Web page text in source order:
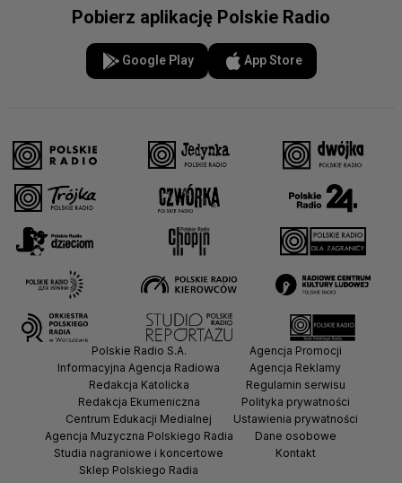
Pobierz aplikację Polskie Radio
Google Play App Store
Polskie Radio S.A.
Informacyjna Agencja Radiowa
Redakcja Katolicka
Redakcja Ekumeniczna
Centrum Edukacji Medialnej
Agencja Muzyczna Polskiego Radia
Studia nagraniowe i koncertowe
Sklep Polskiego Radia
Agencja Promocji
Agencja Reklamy
Regulamin serwisu
Polityka prywatności
Ustawienia prywatności
Dane osobowe
Kontakt